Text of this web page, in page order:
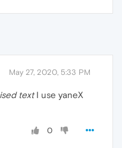
May 27, 2020, 5:33 PM
textI use yaneX
0